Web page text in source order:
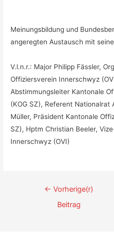
Meinungsbildung und
angeregten Austausch mit
V.l.n.r.: Major Philipp Fässler,
Offiziersverein Innerschwyz
Abstimmungsleiter Kantonale
(KOG SZ), Referent Nationalrat
Müller, Präsident Kantonale
SZ), Hptm Christian Beeler,
Innerschwyz (OVI)
Beitrags-
Navigation
← Vorherige(r)
Beitrag